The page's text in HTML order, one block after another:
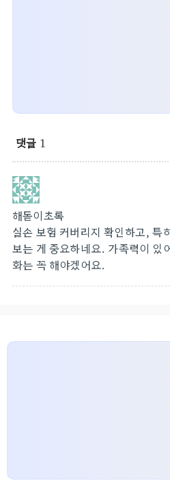
댓글 1
해돋이초록
실손 보험 커버리지 확인하고, 특
보는 게 중요하네요. 가족력이 있
화는 꼭 해야겠어요.